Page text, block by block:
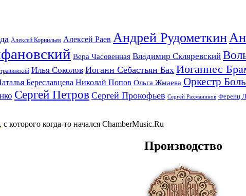
Алексей Корнильев Алексей Раев Андрей Рудометкин
Вера Часовенная Владимир Скляревский
Илья Соколов Иоганн Себастьян Бах Иоганнес
Береславцева Николай Попов Ольга Жмаева Оркестр
Сергей Петров Сергей Прокофьев Сергей Рахманинов Ференц
, с которого когда-то начался ChamberMusic.Ru
Производство